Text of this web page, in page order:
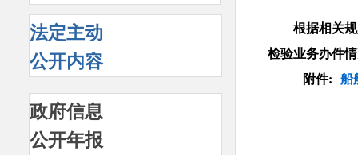
法定主动
公开内容
政府信息
公开年报
根据相关规定
检验业务办件
附件:
船